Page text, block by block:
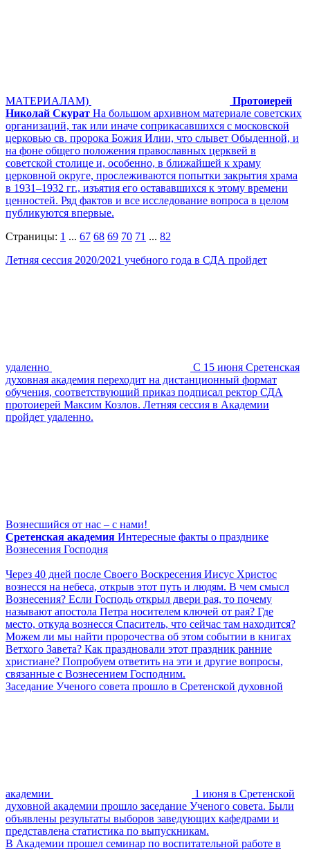
МАТЕРИАЛАМ)
Протоиерей
Николай Скурат На большом архивном материале советских
организаций, так или иначе соприкасавшихся с московской
церковью св. пророка Божия Илии, что слывет Обыденной, и
на фоне общего положения православных церквей в
советской столице и, особенно, в ближайшей к храму
церковной округе, прослеживаются попытки закрытия храма
в 1931–1932 гг., изъятия его остававшихся к этому времени
ценностей. Ряд фактов и все исследование вопроса в целом
публикуются впервые.
Страницы: 1 ... 67 68 69 70 71 ... 82
Летняя сессия 2020/2021 учебного года в СДА пройдет
удаленно
С 15 июня Сретенская
духовная академия переходит на дистанционный формат
обучения, соответствующий приказ подписал ректор СДА
протоиерей Максим Козлов. Летняя сессия в Академии
пройдет удаленно.
Вознесшийся от нас – с нами!
Сретенская академия Интересные факты о празднике
Вознесения Господня
Через 40 дней после Своего Воскресения Иисус Христос
вознесся на небеса, открыв этот путь и людям. В чем смысл
Вознесения? Если Господь открыл двери рая, то почему
называют апостола Петра носителем ключей от рая? Где
место, откуда вознесся Спаситель, что сейчас там находится?
Можем ли мы найти пророчества об этом событии в книгах
Ветхого Завета? Как праздновали этот праздник ранние
христиане? Попробуем ответить на эти и другие вопросы,
связанные с Вознесением Господним.
Заседание Ученого совета прошло в Сретенской духовной
академии
1 июня в Сретенской
духовной академии прошло заседание Ученого совета. Были
объявлены результаты выборов заведующих кафедрами и
представлена статистика по выпускникам.
В Академии прошел семинар по воспитательной работе в